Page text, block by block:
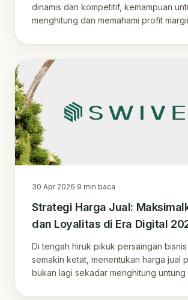
dinamis dan kompetitif, kemampuan
menghitung dan memahami profit
30 Apr 2026·9 min baca
Strategi Harga Jual:
dan Loyalitas di Era Digital
Di tengah hiruk pikuk persaingan
semakin ketat, menentukan harga jual
bukan lagi sekadar menghitung untung